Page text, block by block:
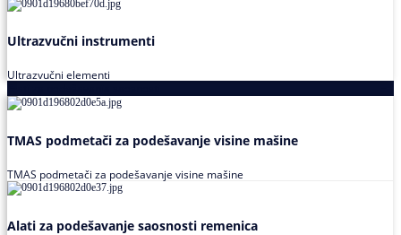
Ultrazvučni instrumenti
Ultrazvučni elementi
TMAS podmetači za podešavanje visine mašine
TMAS podmetači za podešavanje visine mašine
Alati za podešavanje saosnosti remenica